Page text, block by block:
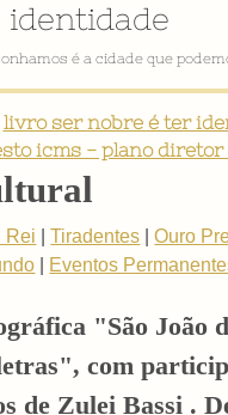
identidade
é a cidade que
livro ser nobre é ter
icms - plano diretor
Rei |Tiradentes |Ouro
Eventos
"São João
com
de Zulei Bassi .